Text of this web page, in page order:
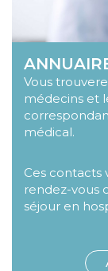
Texte
de
présentation
Vous
médecins et
médical.
Ces contacts
rendez-vous
séjour en